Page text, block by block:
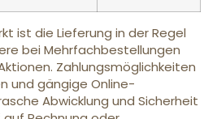
ist die Lieferung in der Regel
bei Mehrfachbestellungen
Zahlungsmöglichkeiten
und gängige Online-
Abwicklung und Sicherheit